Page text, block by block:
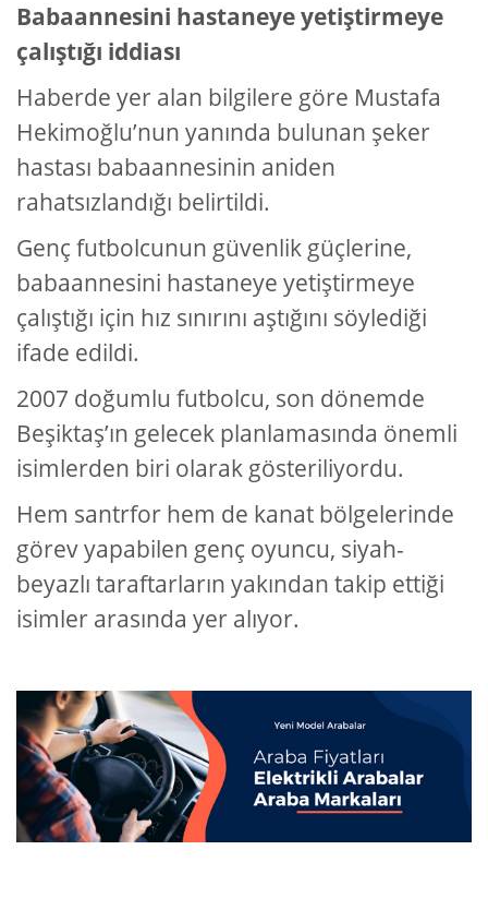
Babaannesini hastaneye yetiştirmeye
çalıştığı iddiası
Haberde yer alan bilgilere göre Mustafa
Hekimoğlu’nun yanında bulunan şeker
hastası babaannesinin aniden
rahatsızlandığı belirtildi.
Genç futbolcunun güvenlik güçlerine,
babaannesini hastaneye yetiştirmeye
çalıştığı için hız sınırını aştığını söylediği
ifade edildi.
2007 doğumlu futbolcu, son dönemde
Beşiktaş’ın gelecek planlamasında önemli
isimlerden biri olarak gösteriliyordu.
Hem santrfor hem de kanat bölgelerinde
görev yapabilen genç oyuncu, siyah-
beyazlı taraftarların yakından takip ettiği
isimler arasında yer alıyor.